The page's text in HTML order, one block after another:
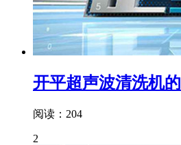
开平超声波清洗机的
阅读：204
2